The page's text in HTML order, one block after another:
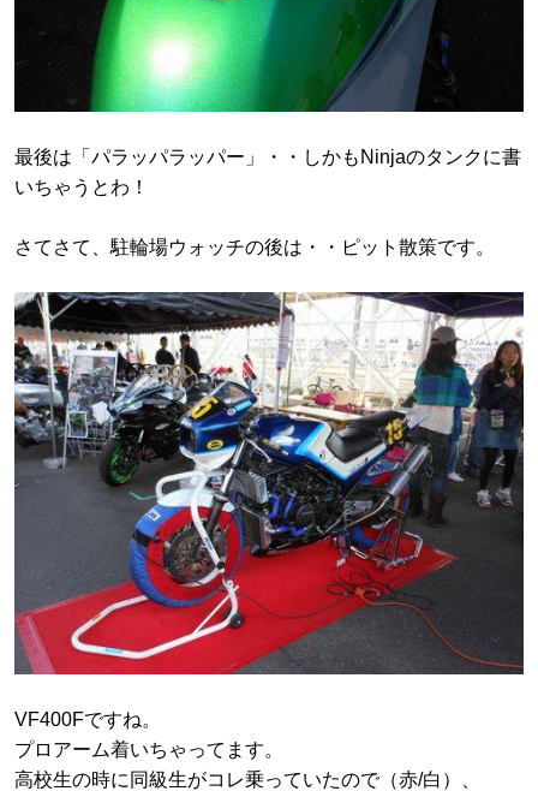
最後は「パラッパラッパー」・・しかもNinjaのタンクに書
いちゃうとわ！
さてさて、駐輪場ウォッチの後は・・ピット散策です。
VF400Fですね。
プロアーム着いちゃってます。
高校生の時に同級生がコレ乗っていたので（赤/白）、